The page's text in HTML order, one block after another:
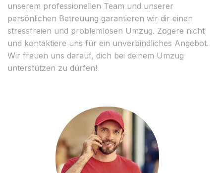
unserem professionellen Team und unserer
persönlichen Betreuung garantieren wir dir einen
stressfreien und problemlosen Umzug. Zögere nicht
und kontaktiere uns für ein unverbindliches Angebot.
Wir freuen uns darauf, dich bei deinem Umzug
unterstützen zu dürfen!